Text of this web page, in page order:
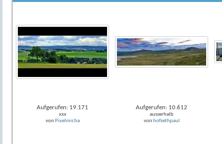
Aufgerufen: 19.171
xxx
von Pixelmicha
Aufgerufen: 10.612
ausserhalb
von hofsethpaul